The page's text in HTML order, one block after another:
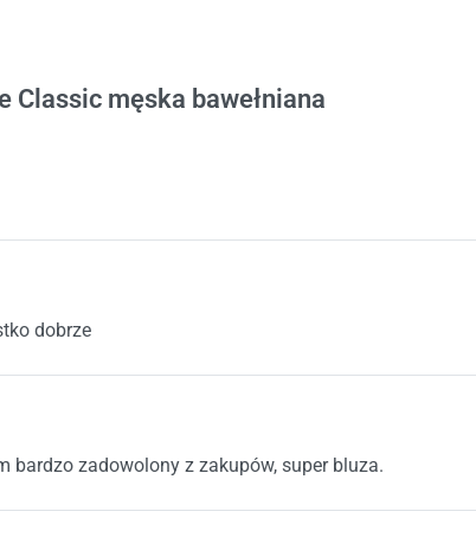
Classic męska bawełniana
dobrze
bardzo zadowolony z zakupów, super bluza.